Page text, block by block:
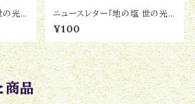
光」
い
ニュースレター「地の塩 世の光」
No.89『亭主の好きな赤烏帽子』
¥100
商品